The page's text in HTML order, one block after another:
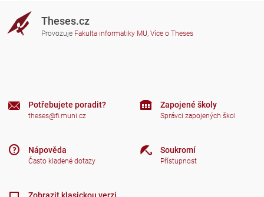
Theses.cz
Provozuje Fakulta informatiky MU, Více o Theses
Potřebujete poradit?
theses@fi.muni.cz
Nápověda
Často kladené dotazy
Zapojené školy
Správci zapojených škol
Soukromí
Přístupnost